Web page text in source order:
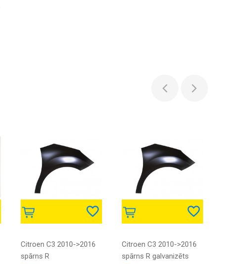
Citroen C3 2010->2016
spārns R
Citroen C3 2010->2016
spārns R galvanizēts